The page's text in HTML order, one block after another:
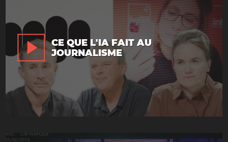
CE QUE L'IA FAIT AU
JOURNALISME